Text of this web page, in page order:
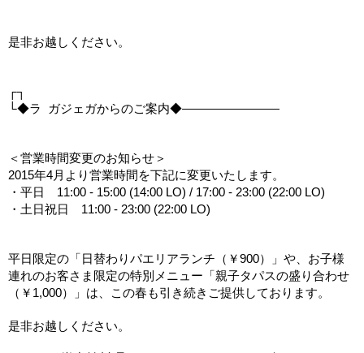
是非お越しください。
┌┐
└◆ラ  ガジェガからのご案内◆――――――――
＜営業時間変更のお知らせ＞
2015年4月より営業時間を下記に変更いたします。
・平日　11:00 - 15:00 (14:00 LO) / 17:00 - 23:00 (22:00 LO)
・土日祝日　11:00 - 23:00 (22:00 LO)
平日限定の「日替わりパエリアランチ（￥900）」や、お子様
連れのお客さま限定の特別メニュー「親子タパスの盛り合わせ
（￥1,000）」は、この春も引き続きご提供しております。
是非お越しください。